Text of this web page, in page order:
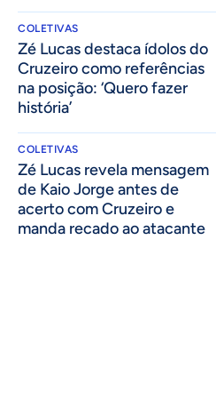
COLETIVAS
Zé Lucas destaca ídolos do
Cruzeiro como referências
na posição: ‘Quero fazer
história’
COLETIVAS
Zé Lucas revela mensagem
de Kaio Jorge antes de
acerto com Cruzeiro e
manda recado ao atacante